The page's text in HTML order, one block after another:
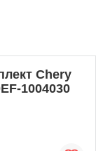
Chery
1004030